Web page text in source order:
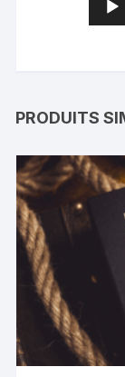
PRODUITS